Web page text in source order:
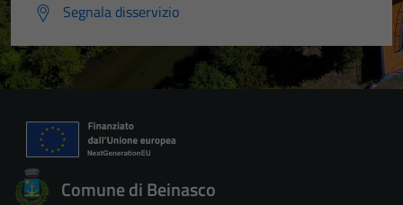
Segnala disservizio
Comune di Beinasco